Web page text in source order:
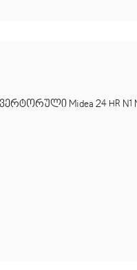
Midea 24 HR N1